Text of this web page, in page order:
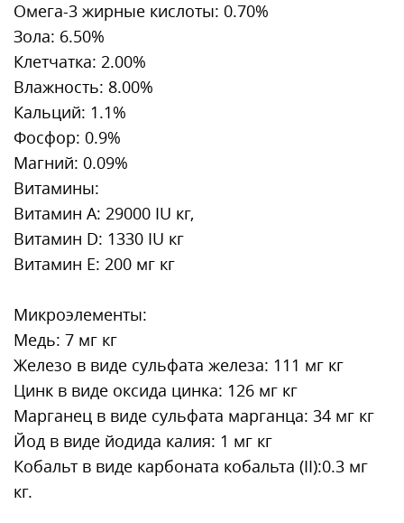
Омега-3 жирные кислоты: 0.70%
Зола: 6.50%
Клетчатка: 2.00%
Влажность: 8.00%
Кальций: 1.1%
Фосфор: 0.9%
Магний: 0.09%
Витамины:
Витамин A: 29000 IU кг,
Витамин D: 1330 IU кг
Витамин E: 200 мг кг
Микроэлементы:
Медь: 7 мг кг
Железо в виде сульфата железа: 111 мг кг
Цинк в виде оксида цинка: 126 мг кг
Марганец в виде сульфата марганца: 34 мг кг
Йод в виде йодида калия: 1 мг кг
Кобальт в виде карбоната кобальта (II):0.3 мг
кг.